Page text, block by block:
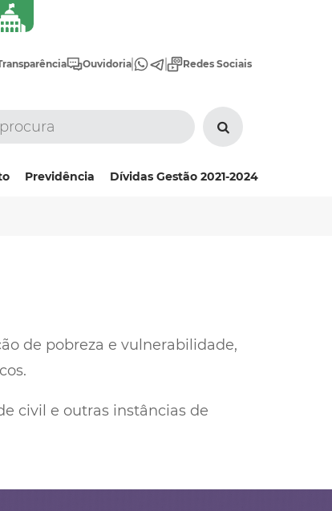
Ouvidoria Redes Sociais
Previdência Dívidas Gestão 2021-2024
de pobreza e vulnerabilidade,
civil e outras instâncias de